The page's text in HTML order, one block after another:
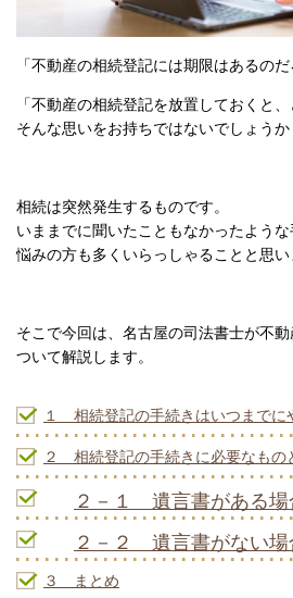
「不動産の相続登記には期限はあるのだ
「不動産の相続登記を放置しておくと、
そんな思いをお持ちではないでしょうか
相続は突然発生するものです。
いままでに聞いたこともなかったよう
悩みの方も多くいらっしゃることと思い
そこで今回は、名古屋の司法書士が不
ついて解説します。
１ 相続登記の手続きはいつまでに
２ 相続登記の手続きに必要なもの
２－１ 遺言書がある場
２－２ 遺言書がない場
３ まとめ